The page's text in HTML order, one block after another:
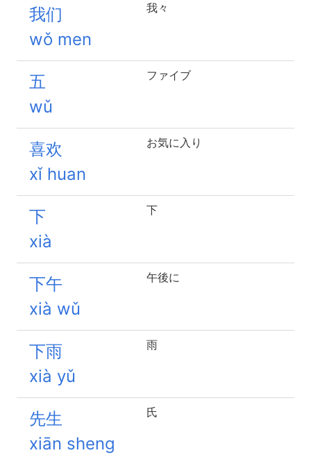
我们
wǒ men
我々
五
wǔ
ファイブ
喜欢
xǐ huan
お気に入り
下
xià
下
下午
xià wǔ
午後に
下雨
xià yǔ
雨
先生
xiān sheng
氏